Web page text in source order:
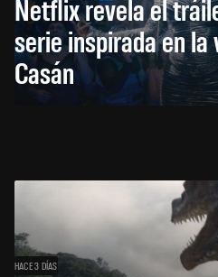
Netflix revela el
serie inspirada en
Casán
HACE 3 DÍAS